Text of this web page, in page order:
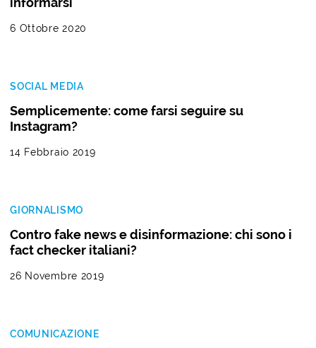
6 Ottobre 2020
SOCIAL MEDIA
Semplicemente: come farsi seguire su
Instagram?
14 Febbraio 2019
GIORNALISMO
Contro fake news e disinformazione: chi sono i
fact checker italiani?
26 Novembre 2019
COMUNICAZIONE